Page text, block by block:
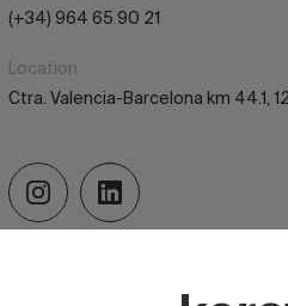
(+34) 964 65 90 21
Location
Ctra. Valencia-Barcelona km 44.1,